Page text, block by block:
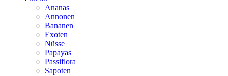
Ananas
Annonen
Bananen
Exoten
Nüsse
Papayas
Passiflora
Sapoten